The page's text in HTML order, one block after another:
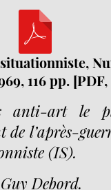
116 pp.
anti-art le
l’après-
(IS).
Debord.